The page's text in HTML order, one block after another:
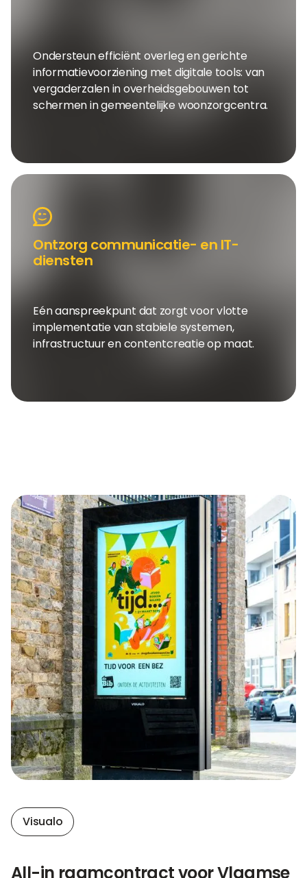
Ondersteun efficiënt overleg en gerichte
informatievoorziening met digitale tools: van
vergaderzalen in overheidsgebouwen tot
schermen in gemeentelijke woonzorgcentra.
Ontzorg communicatie- en IT-
diensten
Eén aanspreekpunt dat zorgt voor vlotte
implementatie van stabiele systemen,
infrastructuur en contentcreatie op maat.
Visualo
All-in raamcontract voor Vlaamse